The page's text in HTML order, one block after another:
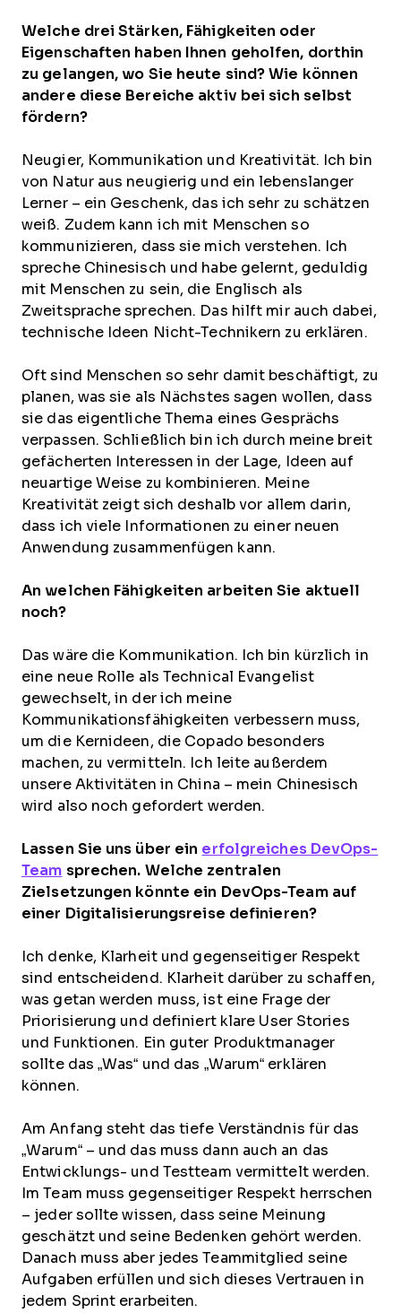
Welche drei Stärken, Fähigkeiten oder
Eigenschaften haben Ihnen geholfen, dorthin
zu gelangen, wo Sie heute sind? Wie können
andere diese Bereiche aktiv bei sich selbst
fördern?
Neugier, Kommunikation und Kreativität. Ich bin
von Natur aus neugierig und ein lebenslanger
Lerner – ein Geschenk, das ich sehr zu schätzen
weiß. Zudem kann ich mit Menschen so
kommunizieren, dass sie mich verstehen. Ich
spreche Chinesisch und habe gelernt, geduldig
mit Menschen zu sein, die Englisch als
Zweitsprache sprechen. Das hilft mir auch dabei,
technische Ideen Nicht-Technikern zu erklären.
Oft sind Menschen so sehr damit beschäftigt, zu
planen, was sie als Nächstes sagen wollen, dass
sie das eigentliche Thema eines Gesprächs
verpassen. Schließlich bin ich durch meine breit
gefächerten Interessen in der Lage, Ideen auf
neuartige Weise zu kombinieren. Meine
Kreativität zeigt sich deshalb vor allem darin,
dass ich viele Informationen zu einer neuen
Anwendung zusammenfügen kann.
An welchen Fähigkeiten arbeiten Sie aktuell
noch?
Das wäre die Kommunikation. Ich bin kürzlich in
eine neue Rolle als Technical Evangelist
gewechselt, in der ich meine
Kommunikationsfähigkeiten verbessern muss,
um die Kernideen, die Copado besonders
machen, zu vermitteln. Ich leite außerdem
unsere Aktivitäten in China – mein Chinesisch
wird also noch gefordert werden.
Lassen Sie uns über ein erfolgreiches DevOps-
Team sprechen. Welche zentralen
Zielsetzungen könnte ein DevOps-Team auf
einer Digitalisierungsreise definieren?
Ich denke, Klarheit und gegenseitiger Respekt
sind entscheidend. Klarheit darüber zu schaffen,
was getan werden muss, ist eine Frage der
Priorisierung und definiert klare User Stories
und Funktionen. Ein guter Produktmanager
sollte das „Was“ und das „Warum“ erklären
können.
Am Anfang steht das tiefe Verständnis für das
„Warum“ – und das muss dann auch an das
Entwicklungs- und Testteam vermittelt werden.
Im Team muss gegenseitiger Respekt herrschen
– jeder sollte wissen, dass seine Meinung
geschätzt und seine Bedenken gehört werden.
Danach muss aber jedes Teammitglied seine
Aufgaben erfüllen und sich dieses Vertrauen in
jedem Sprint erarbeiten.